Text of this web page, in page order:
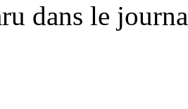
dans le